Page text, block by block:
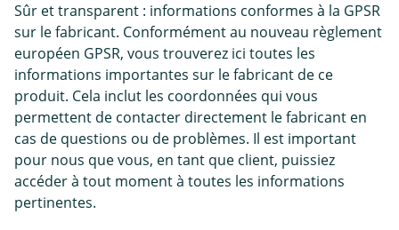
Sûr et transparent : informations conformes à la GPSR
sur le fabricant. Conformément au nouveau règlement
européen GPSR, vous trouverez ici toutes les
informations importantes sur le fabricant de ce
produit. Cela inclut les coordonnées qui vous
permettent de contacter directement le fabricant en
cas de questions ou de problèmes. Il est important
pour nous que vous, en tant que client, puissiez
accéder à tout moment à toutes les informations
pertinentes.